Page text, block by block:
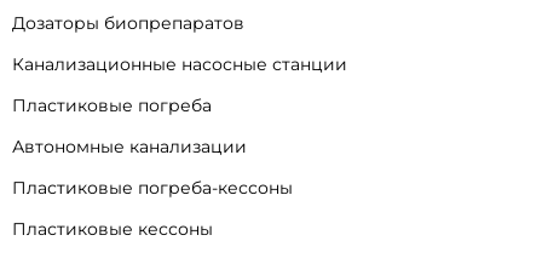
Дозаторы биопрепаратов
Канализационные насосные станции
Пластиковые погреба
Автономные канализации
Пластиковые погреба-кессоны
Пластиковые кессоны